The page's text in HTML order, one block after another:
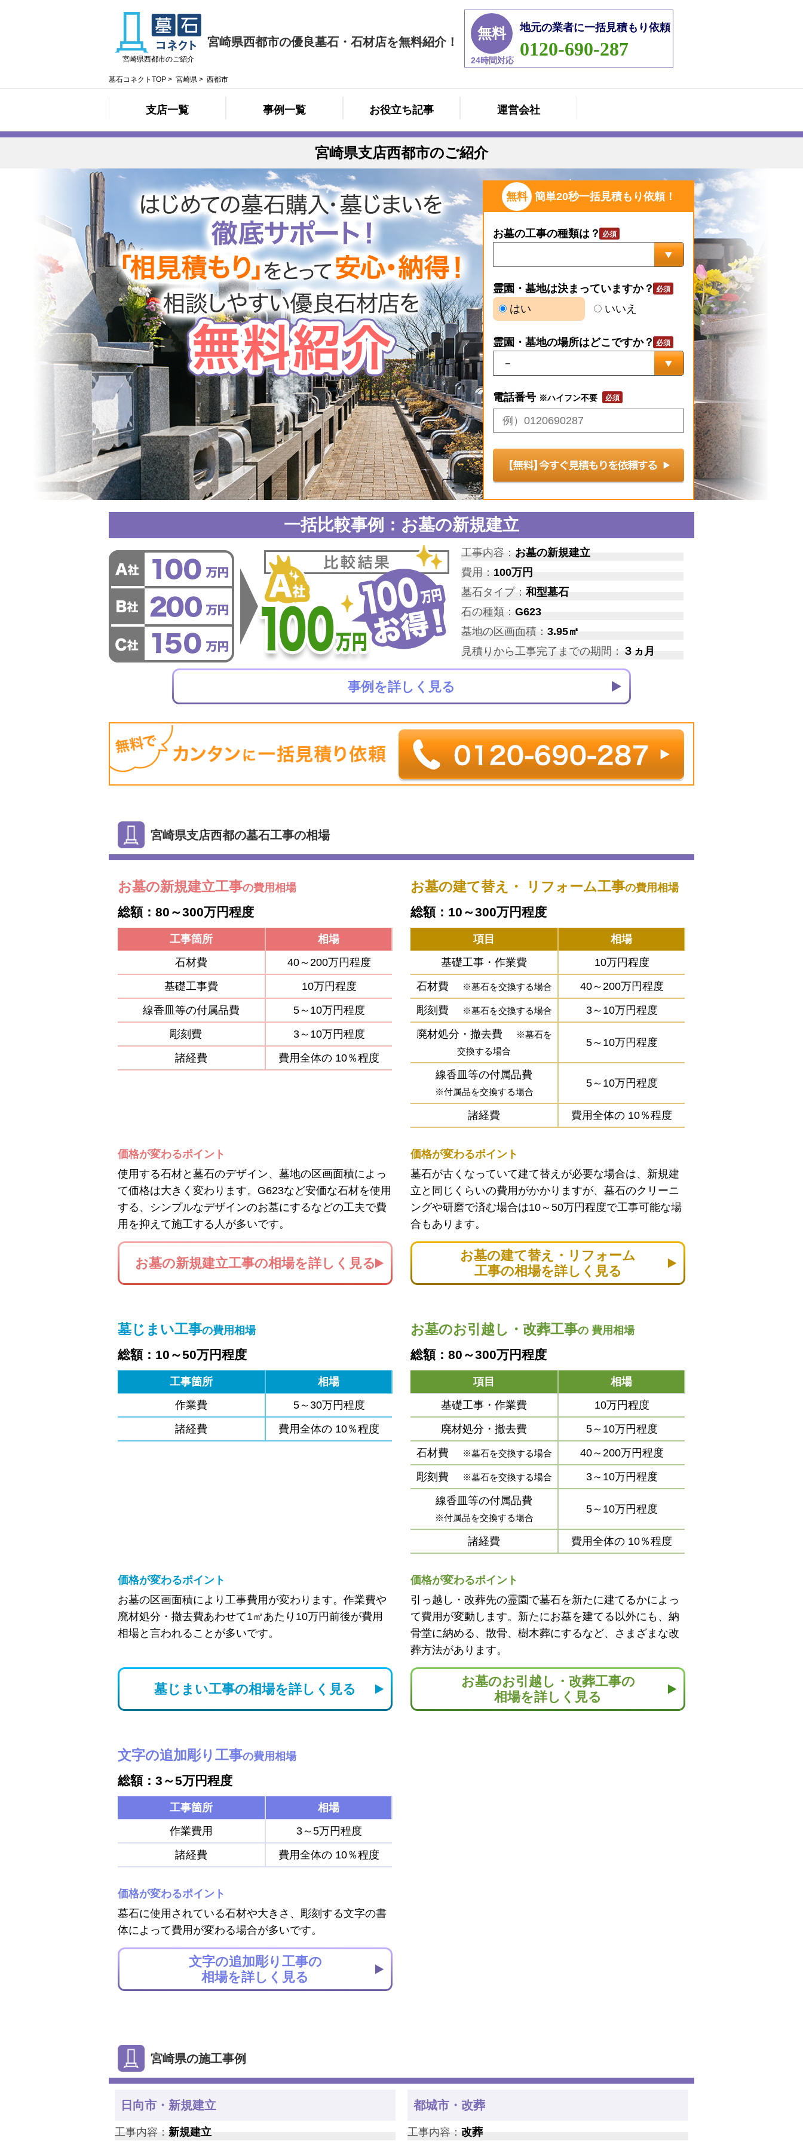
宮崎県西都市の優良墓石・石材店を無料紹介！
宮崎県西都市のご紹介
墓石コネクトTOP > 宮崎県 > 西都市
無料
24時間対応
地元の業者に一括見積もり依頼
0120-690-287
支店一覧 事例一覧 お役立ち記事 運営会社
宮崎県支店西都市のご紹介
無料 簡単20秒一括見積もり依頼！
お墓の工事の種類は？
霊園・墓地は決まっていますか？
はい
いいえ
霊園・墓地の場所はどこですか？
電話番号 ※ハイフン不要
一括比較事例：お墓の新規建立
工事内容： お墓の新規建立
費用： 100万円
墓石タイプ：和型墓石
石の種類： G623
墓地の区画面積： 3.95㎡
見積りから工事完了までの期間： ３ヵ月
事例を詳しく見る
宮崎県支店西都の墓石工事の相場
お墓の新規建立工事の費用相場
総額：80～300万円程度
工事箇所
相場
石材費
40～200万円程度
基礎工事費
10万円程度
線香皿等の付属品費
5～10万円程度
彫刻費
3～10万円程度
諸経費
費用全体の 10％程度
価格が変わるポイント
使用する石材と墓石のデザイン、墓地の区画面積によっ
て価格は大きく変わります。G623など安価な石材を使用
する、シンプルなデザインのお墓にするなどの工夫で費
用を抑えて施工する人が多いです。
お墓の新規建立工事の相場を詳しく見る
お墓の建て替え・ リフォーム工事の費用相場
総額：10～300万円程度
項目
相場
基礎工事・作業費
10万円程度
石材費
※墓石を交換する場合
40～200万円程度
彫刻費
※墓石を交換する場合
3～10万円程度
廃材処分・撤去費
※墓石を
交換する場合
5～10万円程度
線香皿等の付属品費
※付属品を交換する場合
5～10万円程度
諸経費 費用全体の 10％程度
価格が変わるポイント
墓石が古くなっていて建て替えが必要な場合は、新規建
立と同じくらいの費用がかかりますが、墓石のクリーニ
ングや研磨で済む場合は10～50万円程度で工事可能な場
合もあります。
お墓の建て替え・リフォーム
工事の相場を詳しく見る
墓じまい工事の費用相場
総額：10～50万円程度
工事箇所
相場
作業費
5～30万円程度
諸経費
費用全体の 10％程度
価格が変わるポイント
お墓の区画面積により工事費用が変わります。作業費や
廃材処分・撤去費あわせて1㎡あたり10万円前後が費用
相場と言われることが多いです。
墓じまい工事の相場を詳しく見る
お墓のお引越し・改葬工事の 費用相場
総額：80～300万円程度
項目
相場
基礎工事・作業費
10万円程度
廃材処分・撤去費
5～10万円程度
石材費
※墓石を交換する場合
40～200万円程度
彫刻費
※墓石を交換する場合
3～10万円程度
線香皿等の付属品費
※付属品を交換する場合
5～10万円程度
諸経費 費用全体の 10％程度
価格が変わるポイント
引っ越し・改葬先の霊園で墓石を新たに建てるかによっ
て費用が変動します。新たにお墓を建てる以外にも、納
骨堂に納める、散骨、樹木葬にするなど、さまざまな改
葬方法があります。
お墓のお引越し・改葬工事の
相場を詳しく見る
文字の追加彫り工事の費用相場
総額：3～5万円程度
工事箇所
相場
作業費用
3～5万円程度
諸経費
費用全体の 10％程度
価格が変わるポイント
墓石に使用されている石材や大きさ、彫刻する文字の書
体によって費用が変わる場合が多いです。
文字の追加彫り工事の
相場を詳しく見る
宮崎県の施工事例
日向市・新規建立
工事内容： 新規建立
都城市・改葬
工事内容： 改葬